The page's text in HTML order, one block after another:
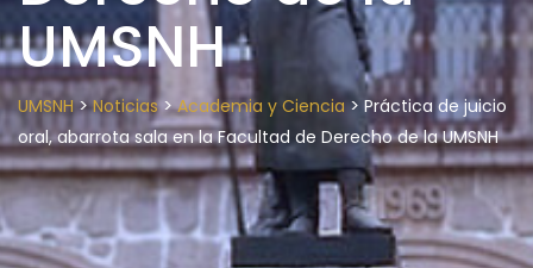
UMSNH
UMSNH>Noticias>Academia y Ciencia > Práctica de juicio
oral, abarrota sala en la Facultad de Derecho de la UMSNH